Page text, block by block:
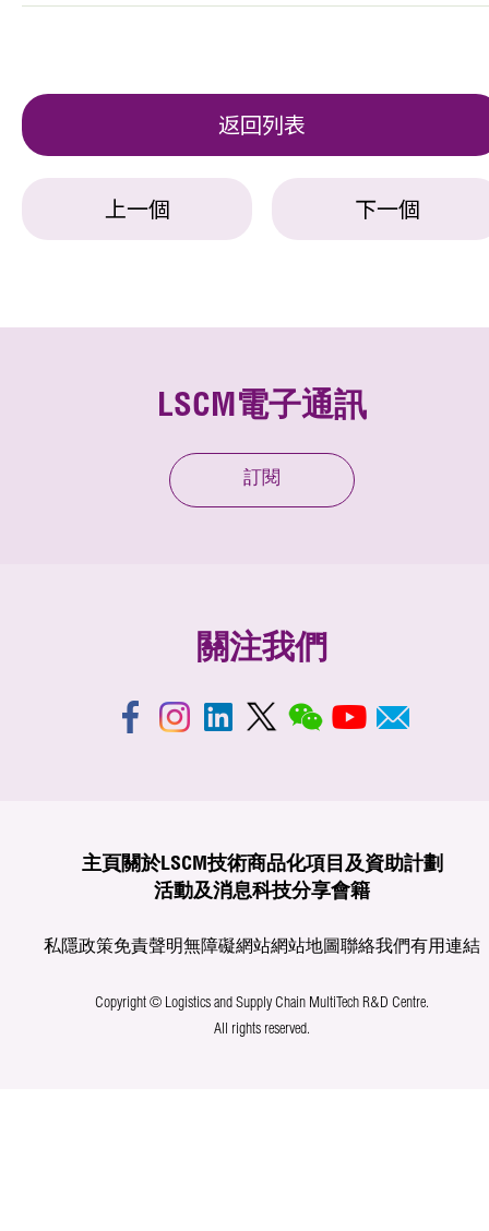
返回列表
上一個 下一個
LSCM電子通訊
訂閱
關注我們
主頁 關於LSCM技術商品化項目及資助計劃
活動及消息科技分享會籍
私隱政策免責聲明無障礙網站網站地圖聯絡我們有用連結
Copyright © Logistics and Supply Chain MultiTech R&D Centre.
All rights reserved.